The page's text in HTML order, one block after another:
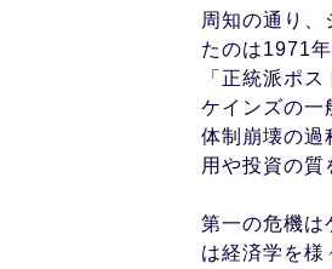
周知の通り
たのは1971
「正統派ポ
ケインズの一
体制崩壊の過
用や投資の
第一の危機は
は経済学を様